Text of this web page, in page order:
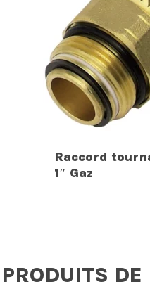
Raccord
1″ Gaz